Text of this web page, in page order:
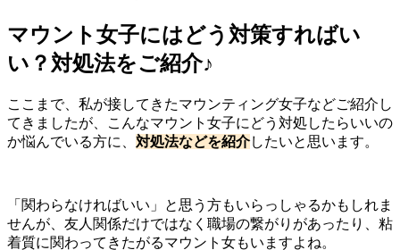
マウント女子にはどう対策すればい
い？対処法をご紹介♪
ここまで、私が接してきたマウンティング女子などご紹介し
てきましたが、こんなマウント女子にどう対処したらいいの
か悩んでいる方に、 対処法などを紹介したいと思います。
「関わらなければいい」と思う方もいらっしゃるかもしれま
せんが、友人関係だけではなく職場の繋がりがあったり、粘
着質に関わってきたがるマウント女もいますよね。